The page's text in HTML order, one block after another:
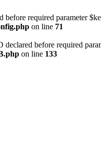
before required parameter
on line 71
before required
on line 133